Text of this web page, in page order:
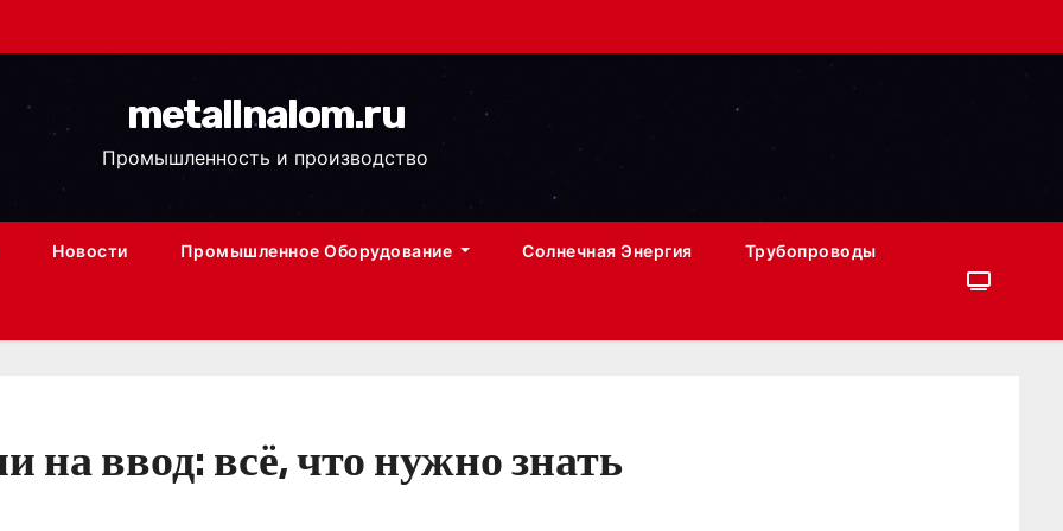
metallnalom.ru
Промышленность и производство
Новости Промышленное Оборудование Солнечная Энергия Трубопроводы
на ввод: всё, что нужно знать